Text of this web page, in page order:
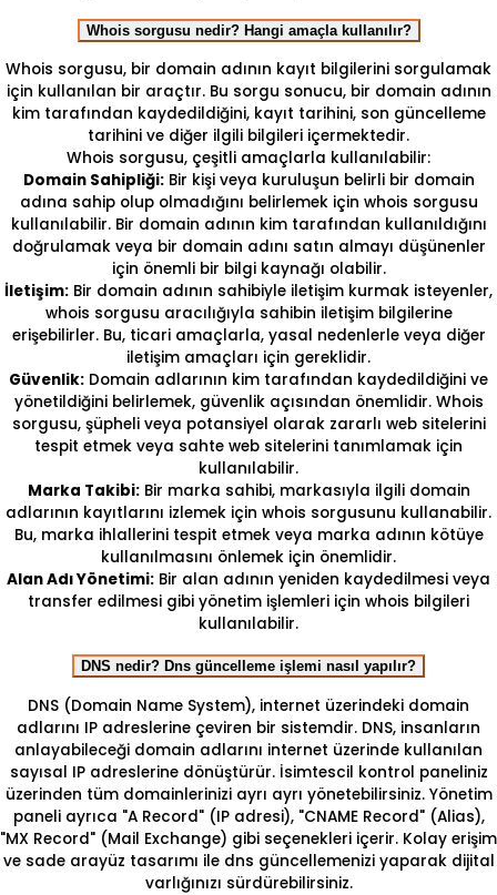
Whois sorgusu nedir? Hangi amaçla kullanılır?
Whois sorgusu, bir domain adının kayıt bilgilerini sorgulamak
için kullanılan bir araçtır. Bu sorgu sonucu, bir domain adının
kim tarafından kaydedildiğini, kayıt tarihini, son güncelleme
tarihini ve diğer ilgili bilgileri içermektedir.
Whois sorgusu, çeşitli amaçlarla kullanılabilir:
Domain Sahipliği:Bir kişi veya kuruluşun belirli bir domain
adına sahip olup olmadığını belirlemek için whois sorgusu
kullanılabilir. Bir domain adının kim tarafından kullanıldığını
doğrulamak veya bir domain adını satın almayı düşünenler
için önemli bir bilgi kaynağı olabilir.
İletişim: Bir domain adının sahibiyle iletişim kurmak isteyenler,
whois sorgusu aracılığıyla sahibin iletişim bilgilerine
erişebilirler. Bu, ticari amaçlarla, yasal nedenlerle veya diğer
iletişim amaçları için gereklidir.
Güvenlik: Domain adlarının kim tarafından kaydedildiğini ve
yönetildiğini belirlemek, güvenlik açısından önemlidir. Whois
sorgusu, şüpheli veya potansiyel olarak zararlı web sitelerini
tespit etmek veya sahte web sitelerini tanımlamak için
kullanılabilir.
Marka Takibi:Bir marka sahibi, markasıyla ilgili domain
adlarının kayıtlarını izlemek için whois sorgusunu kullanabilir.
Bu, marka ihlallerini tespit etmek veya marka adının kötüye
kullanılmasını önlemek için önemlidir.
Alan Adı Yönetimi: Bir alan adının yeniden kaydedilmesi veya
transfer edilmesi gibi yönetim işlemleri için whois bilgileri
kullanılabilir.
DNS nedir? Dns güncelleme işlemi nasıl yapılır?
DNS (Domain Name System), internet üzerindeki domain
adlarını IP adreslerine çeviren bir sistemdir. DNS, insanların
anlayabileceği domain adlarını internet üzerinde kullanılan
sayısal IP adreslerine dönüştürür. İsimtescil kontrol paneliniz
üzerinden tüm domainlerinizi ayrı ayrı yönetebilirsiniz. Yönetim
paneli ayrıca "A Record" (IP adresi), "CNAME Record" (Alias),
"MX Record" (Mail Exchange) gibi seçenekleri içerir. Kolay erişim
ve sade arayüz tasarımı ile dns güncellemenizi yaparak dijital
varlığınızı sürdürebilirsiniz.